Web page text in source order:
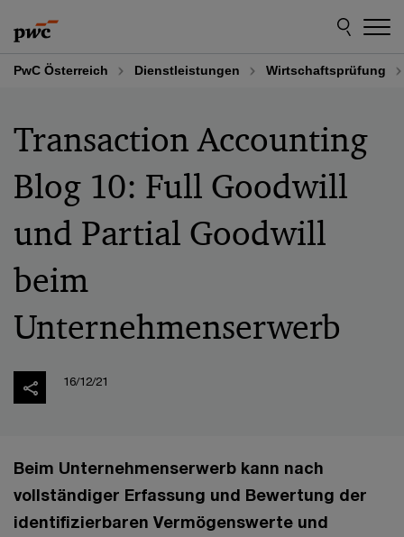
to
content
to
footer
PwC Österreich Dienstleistungen Wirtschaftsprüfung
Transaction Accounting
Blog 10: Full Goodwill
und Partial Goodwill
beim
Unternehmenserwerb
16/12/21
Beim Unternehmenserwerb kann nach
vollständiger Erfassung und Bewertung der
identifizierbaren Vermögenswerte und